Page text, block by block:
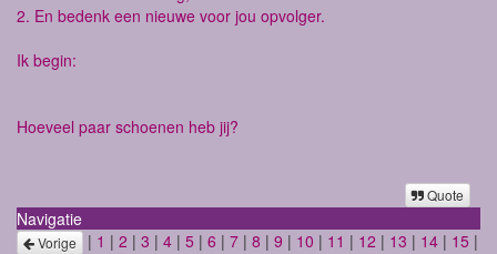
2. En bedenk een nieuwe voor jou opvolger.
Ik begin:
Hoeveel paar schoenen heb jij?
Quote
Navigatie
Vorige | 1 | 2 | 3 | 4 | 5 | 6 | 7 | 8 | 9 | 10 | 11 | 12 | 13 | 14 | 15 |